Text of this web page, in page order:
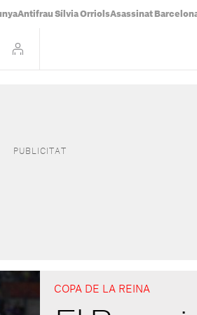
Antifrau Sílvia OrriolsAsassinat
COPA DE LA REINA